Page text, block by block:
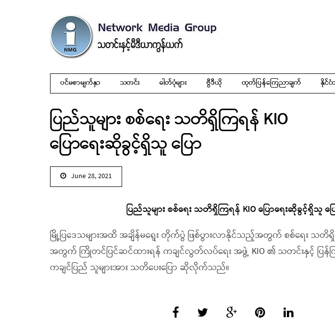
ပင်မစာမျက်နှာ သတင်း ဓါတ်ပုံများ ဗွီဒီယို ထုတ်ပြန်ကြေညာချက် နိုင်
ပြည်သူများ စစ်ရေး သတိရှိကြရန် KIO
ပြောရေးဆိုခွင့်ရှိသူ ပြော
June 28, 2021
ပြည်သူများ စစ်ရေး သတိရှိကြရန် KIO ပြောရေးဆိုခွင့်ရှိသူ ပြ
မြို့ပြဒေသများအထိ အချိန်မရွေး တိုက်ပွဲ ဖြစ်ပွားလာနိုင်သည့်အတွက် စစ်ရေး သတိရှိ
အတွက် ကြိုတင်ပြင်ဆင်ထားရန် ကချင်လွတ်လပ်ရေး အဖွဲ့ KIO ၏ သတင်းနှင့် ပြန်က
ကချင်ပြည် သူများအား သတိပေးပြော ဆိုလိုက်သည်။